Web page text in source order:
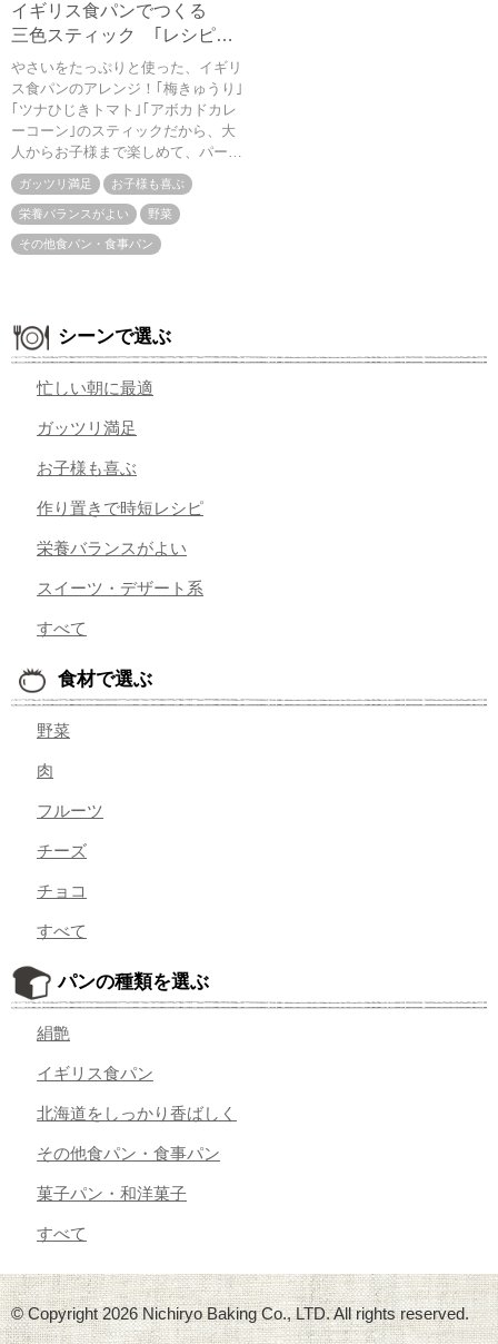
イギリス食パンでつくる
三色スティック ｢レシピ監
修：管理栄養士/フードコー
ディネーターりさ｣
やさいをたっぷりと使った、イギリ
ス食パンのアレンジ！｢梅きゅうり｣
｢ツナひじきトマト｣｢アボカドカレ
ーコーン｣のスティックだから、大
人からお子様まで楽しめて、パーテ
ィーにおすすめです。
ガッツリ満足 お子様も喜ぶ
栄養バランスがよい 野菜
その他食パン・食事パン
シーンで選ぶ
忙しい朝に最適
ガッツリ満足
お子様も喜ぶ
作り置きで時短レシピ
栄養バランスがよい
スイーツ・デザート系
すべて
食材で選ぶ
野菜
肉
フルーツ
チーズ
チョコ
すべて
パンの種類を選ぶ
絹艶
イギリス食パン
北海道をしっかり香ばしく
その他食パン・食事パン
菓子パン・和洋菓子
すべて
© Copyright2026 Nichiryo Baking Co., LTD. All rights reserved.